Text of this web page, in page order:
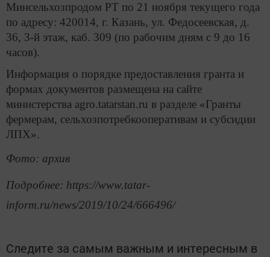
Минсельхозпродом РТ по 21 ноября текущего года
по адресу: 420014, г. Казань, ул. Федосеевская, д.
36, 3-й этаж, каб. 309 (по рабочим дням с 9 до 16
часов).
Информация о порядке предоставления гранта и
формах документов размещена на сайте
министерства agro.tatarstan.ru в разделе «Гранты
фермерам, сельхозпотребкооперативам и субсидии
ЛПХ».
Фото: архив
Подробнее: https://www.tatar-
inform.ru/news/2019/10/24/666496/
Следите за самым важным и интересным в